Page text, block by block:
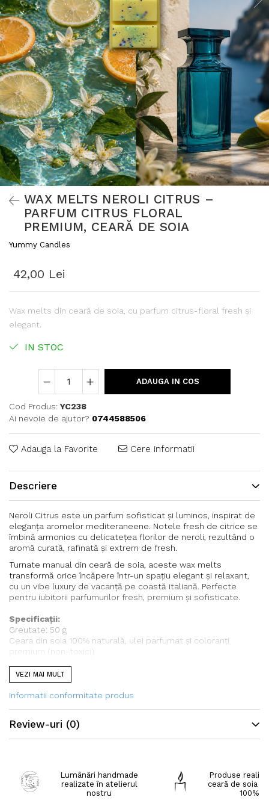
WAX MELTS NEROLI CITRUS –
PARFUM CITRUS FLORAL
PREMIUM, CEARĂ DE SOIA
Yummy Candles
42,00 Lei
Wax melts din ceară de soia, cu parfum citrus-floral fresh și
elegant.
IN STOC
ADAUGA IN COS
Cod Produs: YC238
Ai nevoie de ajutor? 0744588506
Adauga la Favorite Cere informatii
Descriere
Neroli Citrus este un parfum sofisticat și luminos, inspirat de
eleganța aromelor mediteraneene. Notele fresh de citrice se
îmbină armonios cu delicatețea florilor de neroli, rezultând o
aromă curată, rafinată și extrem de fresh.
Turnate manual din ceară de soia, aceste wax melts
transformă orice încăpere într-un spațiu elegant și relaxant,
cu un vibe luxury de vacanță pe coastă italiană. Perfecte
pentru iubitorii parfumurilor fresh, premium și sofisticate.
Specificații:
Greutate: 50 g
Ceara din soia 100% naturală, ulei parfumat și coloranți
premium (non-toxici)
Recomandare de topire: Pune o bucățică de ceară într-un vas
de aromaterapie și aprinde o lumânare tip pastilă în locul
Topește aceeași bucățică de maxim 5 ori pentru a beneficia
de aceeași calitate a produsului.
NU adăuga apă în vasul utilizat.
VEZI MAI MULT
Informatii conformitate produs
Review-uri (0)
Lumânări handmade
realizate în atelierul
nostru
Produse
ceară de soia
100%